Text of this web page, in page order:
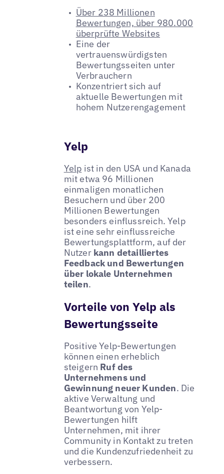
Über 238 Millionen
Bewertungen, über 980.000
überprüfte Websites
Eine der
vertrauenswürdigsten
Bewertungsseiten unter
Verbrauchern
Konzentriert sich auf
aktuelle Bewertungen mit
hohem Nutzerengagement
Yelp
Yelp ist in den USA und Kanada
mit etwa 96 Millionen
einmaligen monatlichen
Besuchern und über 200
Millionen Bewertungen
besonders einflussreich. Yelp
ist eine sehr einflussreiche
Bewertungsplattform, auf der
Nutzer kann detailliertes
Feedback und Bewertungen
über lokale Unternehmen
teilen.
Vorteile von Yelp als
Bewertungsseite
Positive Yelp-Bewertungen
können einen erheblich
steigern Ruf des
Unternehmens und
Gewinnung neuer Kunden. Die
aktive Verwaltung und
Beantwortung von Yelp-
Bewertungen hilft
Unternehmen, mit ihrer
Community in Kontakt zu treten
und die Kundenzufriedenheit zu
verbessern.